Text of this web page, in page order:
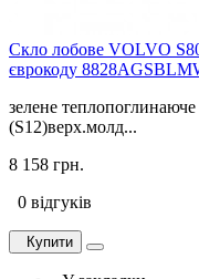
Скло лобове VOLVO
єврокоду
зелене
(S12)верх.молд...
8 158 грн.
0 відгуків
Купити